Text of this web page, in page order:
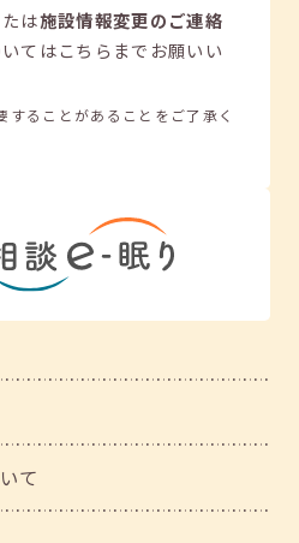
は施設情報変更のご連絡
てはこちらまでお願いい
することがあることをご了承く
て